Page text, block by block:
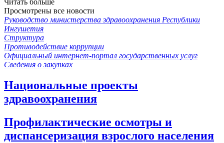
Просмотрены все новости
Руководство министерства здравоохранения Республики
Ингушетия
Структура
Противодействие коррупции
Официальный интернет-портал государственных услуг
Сведения о закупках
Национальные проекты
здравоохранения
Профилактические осмотры и
диспансеризация взрослого населения